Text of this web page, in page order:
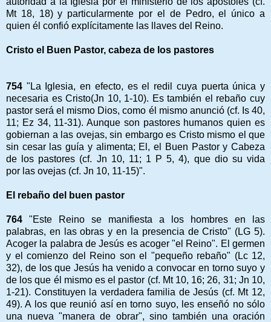
Mt 18, 18) y particularmente por el de Pedro, el único a
quien él confió explícitamente las llaves del Reino.
Cristo el Buen Pastor, cabeza de los pastores
754 "La Iglesia, en efecto, es el redil cuya puerta única y
necesaria es Cristo(Jn 10, 1-10). Es también el rebaño cuy
pastor será el mismo Dios, como él mismo anunció (cf. Is 40,
11; Ez 34, 11-31). Aunque son pastores humanos quien es
gobiernan a las ovejas, sin embargo es Cristo mismo el que
sin cesar las guía y alimenta; El, el Buen Pastor y Cabeza
de los pastores (cf. Jn 10, 11; 1 P 5, 4), que dio su vida
por las ovejas (cf. Jn 10, 11-15)".
El rebaño del buen pastor
764 "Este Reino se manifiesta a los hombres en las
palabras, en las obras y en la presencia de Cristo" (LG 5).
Acoger la palabra de Jesús es acoger "el Reino". El germen
y el comienzo del Reino son el "pequeño rebaño" (Lc 12,
32), de los que Jesús ha venido a convocar en torno suyo y
de los que él mismo es el pastor (cf. Mt 10, 16; 26, 31; Jn 10,
1-21). Constituyen la verdadera familia de Jesús (cf. Mt 12,
49). A los que reunió así en torno suyo, les enseñó no sólo
una nueva "manera de obrar", sino también una oración